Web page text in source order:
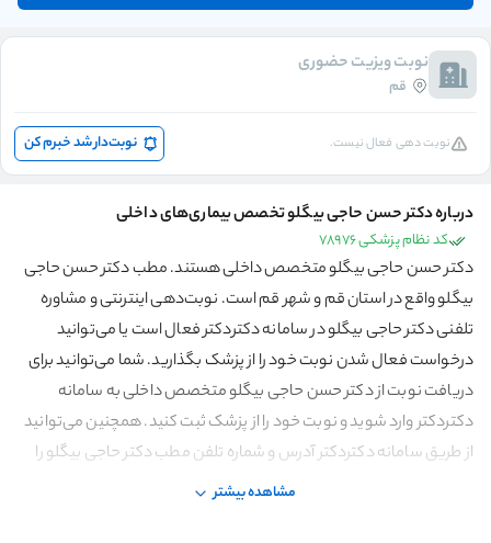
نوبت ویزیت حضوری
قم
نوبت دهی فعال نیست. نوبت‌دار شد خبرم کن
درباره دکتر حسن حاجی بیگلو تخصص بیماری‌های داخلی
کد نظام پزشکی 78976
دکتر حسن حاجی بیگلو متخصص داخلی هستند. مطب دکتر حسن حاجی
بیگلو واقع در استان قم و شهر قم است. نوبت‌دهی اینترنتی و مشاوره
تلفنی دکتر حاجی بیگلو در سامانه دکتردکتر فعال است یا می‌توانید
درخواست فعال شدن نوبت خود را از پزشک بگذارید. شما می‌توانید برای
دریافت نوبت از دکتر حسن حاجی بیگلو متخصص داخلی به سامانه
دکتردکتر وارد شوید و نوبت خود را از پزشک ثبت کنید. همچنین می‌توانید
از طریق سامانه دکتردکتر آدرس و شماره تلفن مطب دکتر حاجی بیگلو را
مشاهده بیشتر